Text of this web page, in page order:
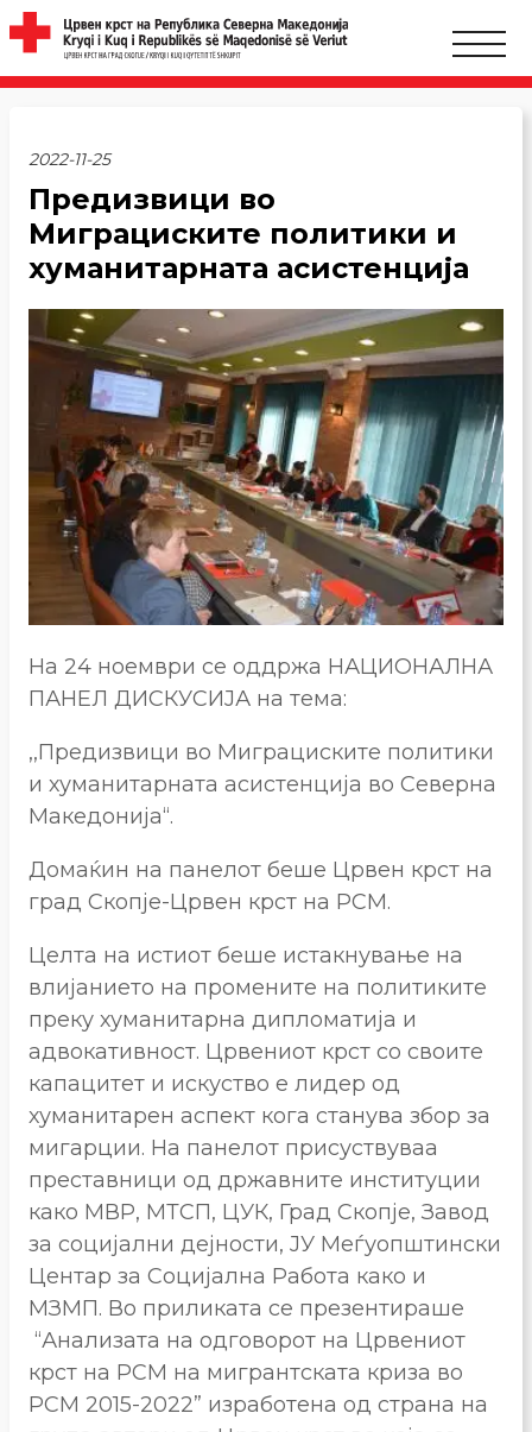
2022-11-25
Предизвици во
Миграциските политики и
хуманитарната асистенција
На 24 ноември се оддржа НАЦИОНАЛНА
ПАНЕЛ ДИСКУСИЈА на тема:
,,Предизвици во Миграциските политики
и хуманитарната асистенција во Северна
Македонија“.
Домаќин на панелот беше Црвен крст на
град Скопје-Црвен крст на РСМ.
Целта на истиот беше истакнување на
влијанието на промените на политиките
преку хуманитарна дипломатија и
адвокативност. Црвениот крст со своите
капацитет и искуство е лидер од
хуманитарен аспект кога станува збор за
мигарции. На панелот присуствуваа
преставници од државните институции
како МВР, МТСП, ЦУК, Град Скопје, Завод
за социјални дејности, ЈУ Меѓуопштински
Центар за Социјална Работа како и
МЗМП. Во приликата се презентираше
“Анализата на одговорот на Црвениот
крст на РСМ на мигрантската криза во
РСМ 2015-2022” изработена од страна на